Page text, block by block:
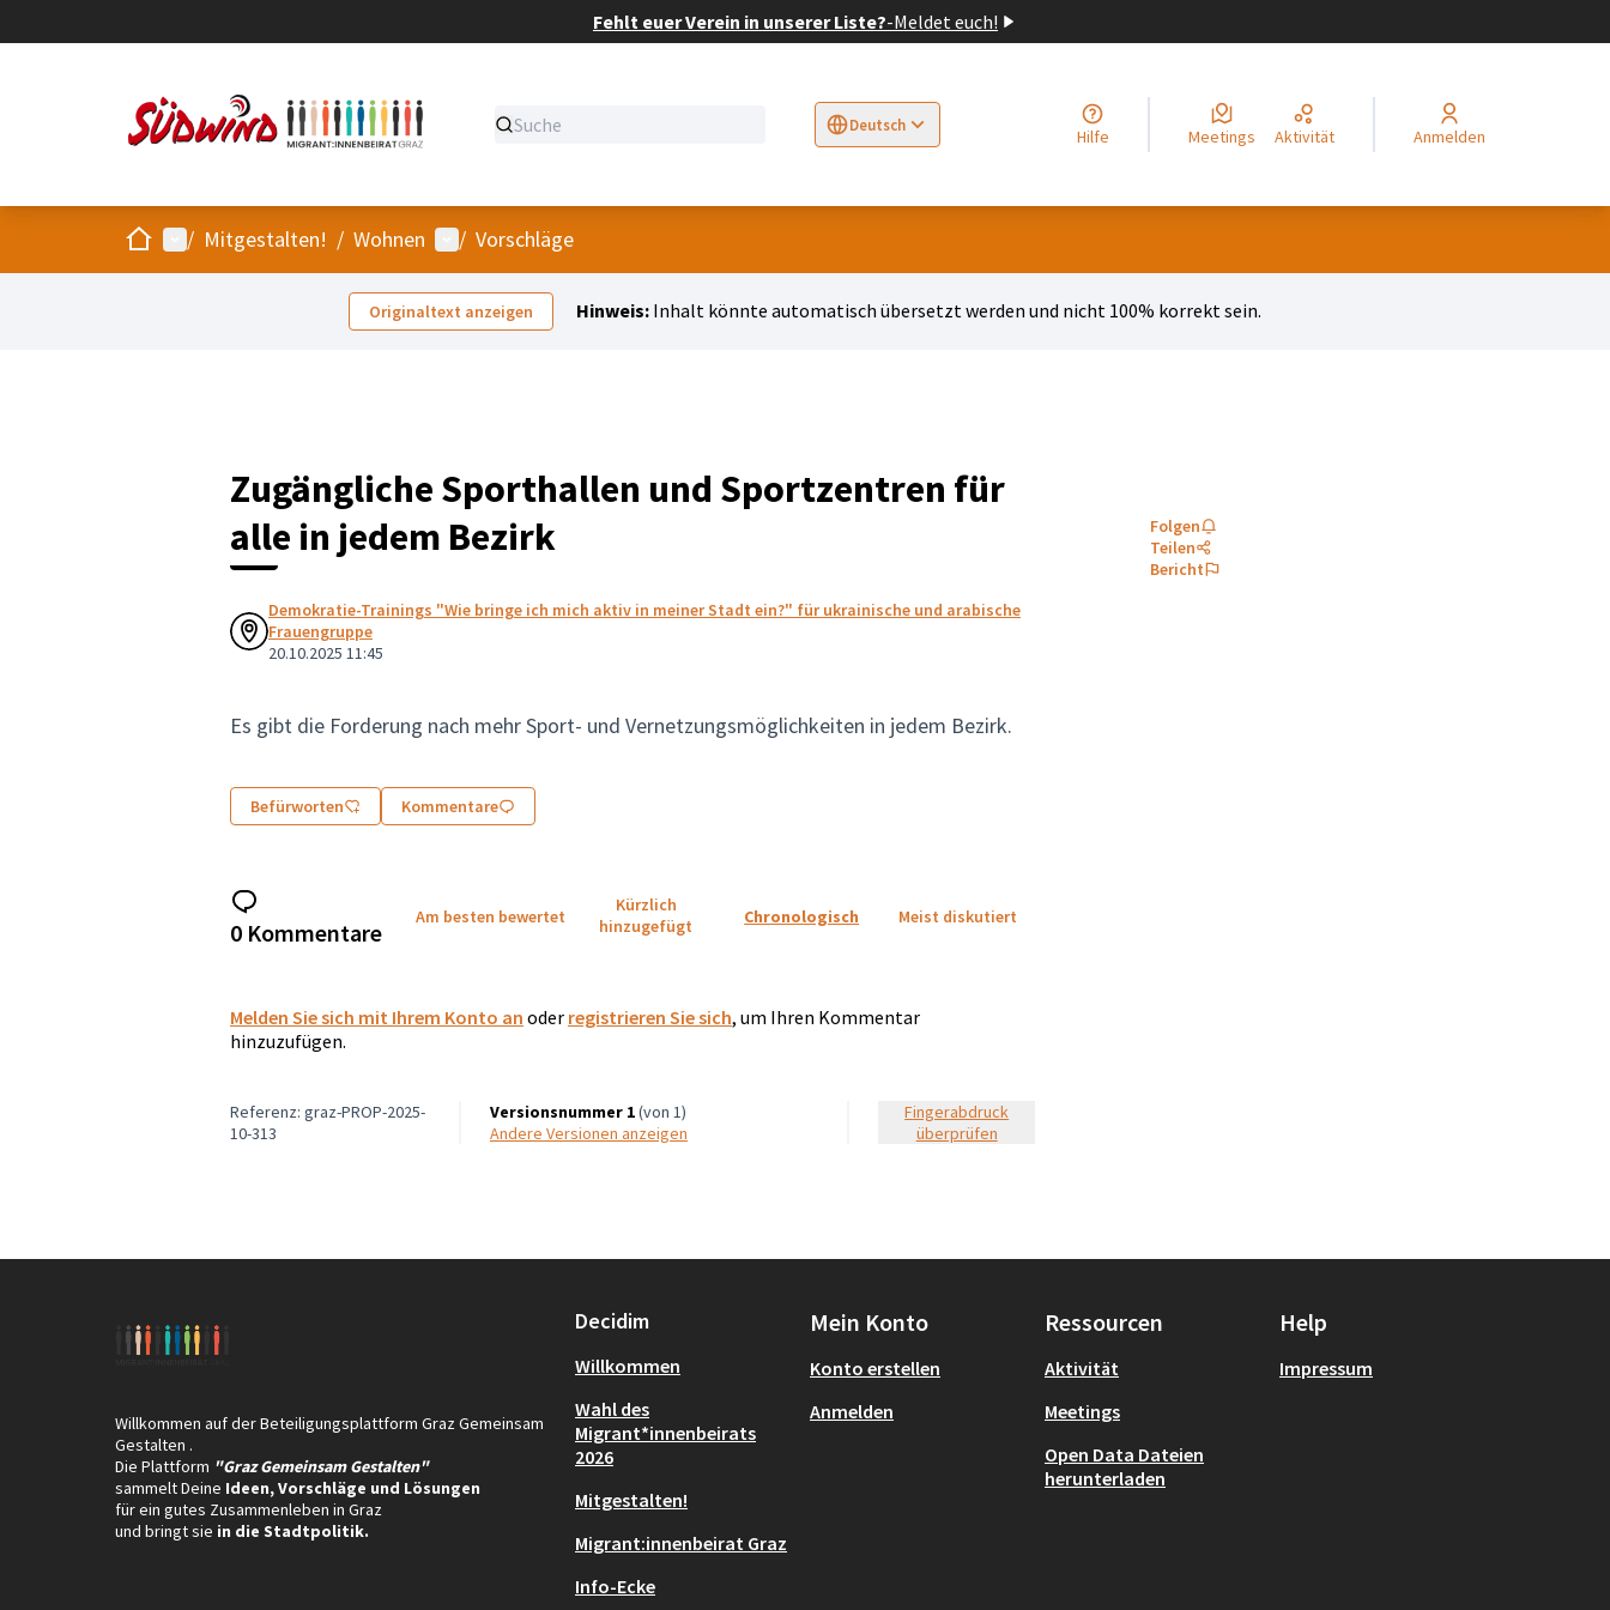
Fehlt euer Verein in unserer Liste?-Meldet euch!
Deutsch
Sprache wählen Elegir el idioma Choisir la langueAlege limba Izberi jezikOdaberite jezik
Hilfe Meetings Aktivität Anmelden
StartHauptmenü
/ Mitgestalten! / Wohnen Benutzer-Menü
/ Vorschläge
Originaltext anzeigen Hinweis: Inhalt könnte automatisch übersetzt werden und nicht 100% korrekt sein.
Zugängliche Sporthallen und Sportzentren für
alle in jedem Bezirk
Demokratie-Trainings "Wie bringe ich mich aktiv in meiner Stadt ein?" für ukrainische und arabische
Frauengruppe
20.10.2025 11:45
Es gibt die Forderung nach mehr Sport- und Vernetzungsmöglichkeiten in jedem Bezirk.
Befürworten Kommentare
Folgen
Teilen
Bericht
0 Kommentare
Am besten bewertet
Kürzlich
hinzugefügt
Chronologisch Meist diskutiert
Melden Sie sich mit Ihrem Konto an oder registrieren Sie sich, um Ihren Kommentar
hinzuzufügen.
Referenz: graz-PROP-2025-
10-313
Versionsnummer 1(von 1)
Andere Versionen anzeigen
Fingerabdruck
überprüfen
Willkommen auf der Beteiligungsplattform Graz Gemeinsam
Gestalten .
Die Plattform "Graz Gemeinsam Gestalten"
sammelt Deine Ideen, Vorschläge und Lösungen
für ein gutes Zusammenleben in Graz
und bringt sie in die Stadtpolitik.
Decidim
Willkommen
Wahl des
Migrant*innenbeirats
2026
Mitgestalten!
Migrant:innenbeirat Graz
Info-Ecke
Mein Konto
Konto erstellen
Anmelden
Ressourcen
Aktivität
Meetings
Open Data Dateien
herunterladen
Help
Impressum